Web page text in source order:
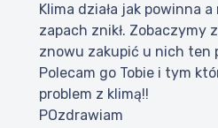
Klima działa jak powinna
zapach znikł. Zobaczymy
znowu zakupić u nich ten
Polecam go Tobie i tym
problem z klimą!!
POzdrawiam